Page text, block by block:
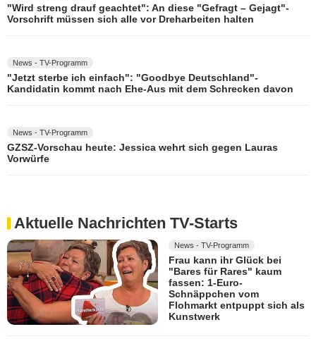
"Wird streng drauf geachtet": An diese "Gefragt – Gejagt"-
Vorschrift müssen sich alle vor Dreharbeiten halten
News - TV-Programm
"Jetzt sterbe ich einfach": "Goodbye Deutschland"-
Kandidatin kommt nach Ehe-Aus mit dem Schrecken davon
News - TV-Programm
GZSZ-Vorschau heute: Jessica wehrt sich gegen Lauras
Vorwürfe
Aktuelle Nachrichten TV-Starts
News - TV-Programm
Frau kann ihr Glück bei
"Bares für Rares" kaum
fassen: 1-Euro-
Schnäppchen vom
Flohmarkt entpuppt sich als
Kunstwerk